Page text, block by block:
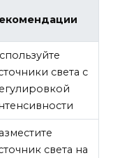
света с
света на